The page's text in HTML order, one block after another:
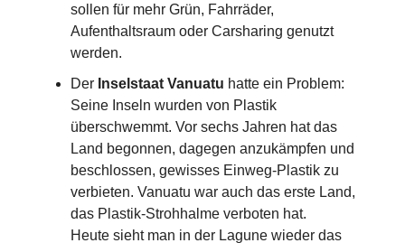
sollen für mehr Grün, Fahrräder,
Aufenthaltsraum oder Carsharing genutzt
werden.
Der Inselstaat Vanuatu hatte ein Problem:
Seine Inseln wurden von Plastik
überschwemmt. Vor sechs Jahren hat das
Land begonnen, dagegen anzukämpfen und
beschlossen, gewisses Einweg-Plastik zu
verbieten. Vanuatu war auch das erste Land,
das Plastik-Strohhalme verboten hat.
Heute sieht man in der Lagune wieder das